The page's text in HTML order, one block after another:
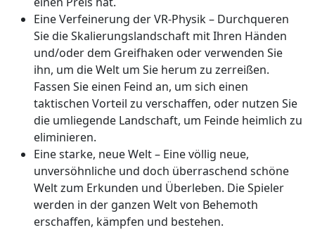
Eine Verfeinerung der VR-Physik – Durchqueren
Sie die Skalierungslandschaft mit Ihren Händen
und/oder dem Greifhaken oder verwenden Sie
ihn, um die Welt um Sie herum zu zerreißen.
Fassen Sie einen Feind an, um sich einen
taktischen Vorteil zu verschaffen, oder nutzen Sie
die umliegende Landschaft, um Feinde heimlich zu
eliminieren.
Eine starke, neue Welt – Eine völlig neue,
unversöhnliche und doch überraschend schöne
Welt zum Erkunden und Überleben. Die Spieler
werden in der ganzen Welt von Behemoth
erschaffen, kämpfen und bestehen.